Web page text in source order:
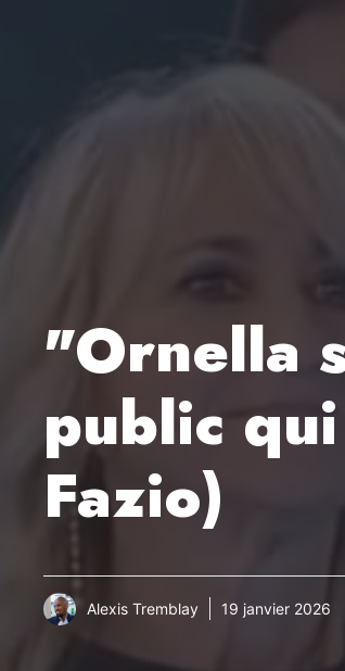
"Ornella
public
Fazio)
Alexis Tremblay 19 janvier 2026